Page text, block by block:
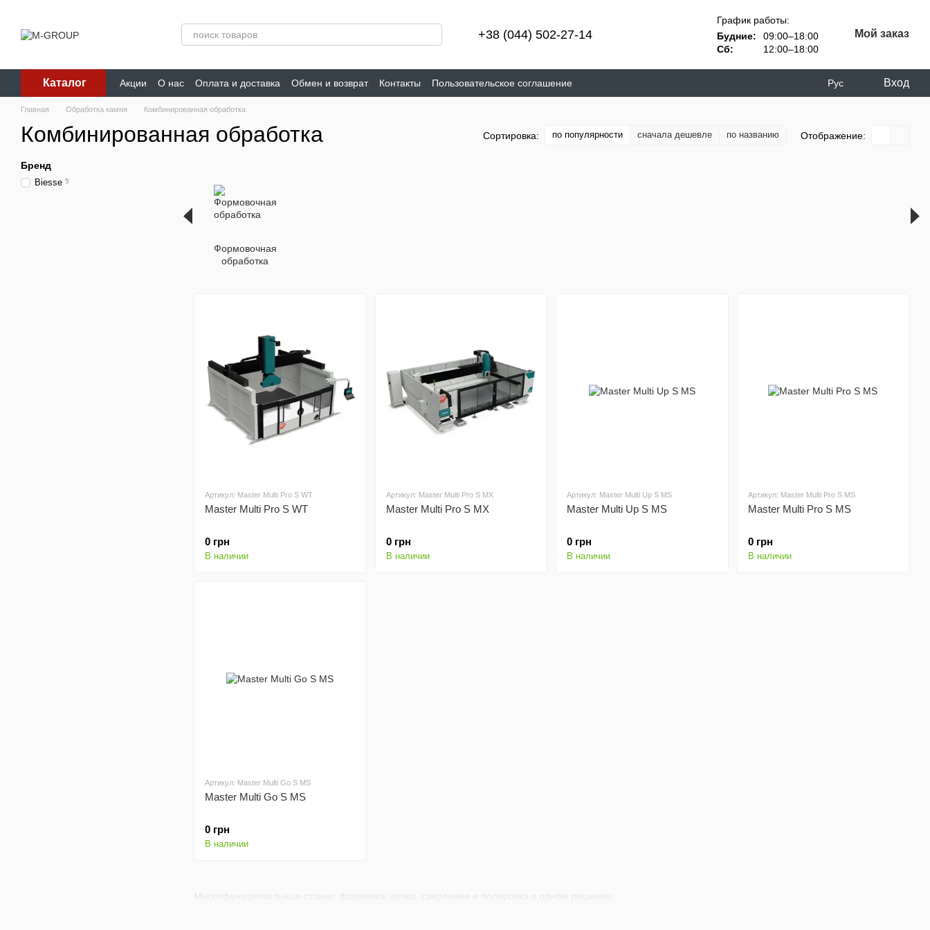
+38 (044) 502-27-14
График работы:
Будние:
09:00–18:00
Сб:
12:00–18:00
Мой заказ
Каталог Акции О нас Оплата и доставка Обмен и возврат Контакты Пользовательское соглашение Рус Вход
Главная Обработка камня Комбинированная обработка
Комбинированная обработка Сортировка: по популярности сначала дешевле по названию Отображение:
Многофункциональные станки: формовка, резка, сверление и полировка в одном решении
Формовочная
обработка
Артикул: Master Multi Pro S WT
Master Multi Pro S WT
0 грн
В наличии
Артикул: Master Multi Pro S MX
Master Multi Pro S MX
0 грн
В наличии
Артикул: Master Multi Up S MS
Master Multi Up S MS
0 грн
В наличии
Артикул: Master Multi Pro S MS
Master Multi Pro S MS
0 грн
В наличии
Артикул: Master Multi Go S MS
Master Multi Go S MS
0 грн
В наличии
Бренд
Biesse 5